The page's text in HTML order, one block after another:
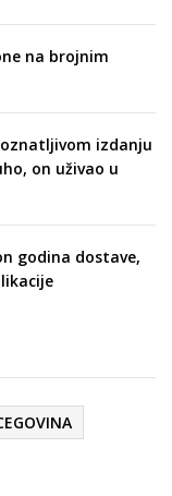
na brojnim
izdanju
on uživao u
godina dostave,